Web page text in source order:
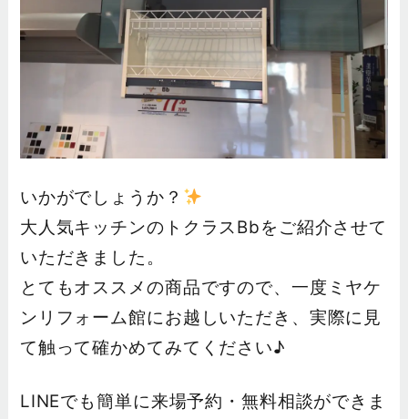
いかがでしょうか？
大人気キッチンのトクラスBbをご紹介させて
いただきました。
とてもオススメの商品ですので、一度ミヤケ
ンリフォーム館にお越しいただき、実際に見
て触って確かめてみてください♪
LINEでも簡単に来場予約・無料相談ができま